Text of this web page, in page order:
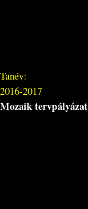
Tanév:
2016-2017
Mozaik tervpályázat